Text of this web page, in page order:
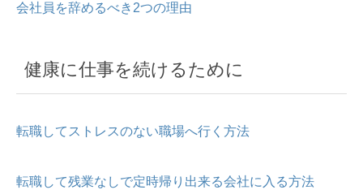
会社員を辞めるべき2つの理由
健康に仕事を続けるために
転職してストレスのない職場へ行く方法
転職して残業なしで定時帰り出来る会社に入る方法